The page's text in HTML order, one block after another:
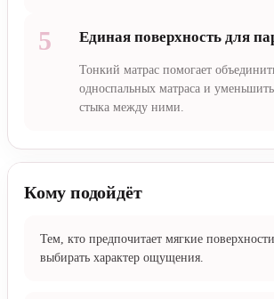
5 Единая поверхность для
Тонкий матрас помогает
односпальных матраса и
стыка между ними.
Кому подойдёт
Тем, кто предпочитает мягкие
выбирать характер ощущения.